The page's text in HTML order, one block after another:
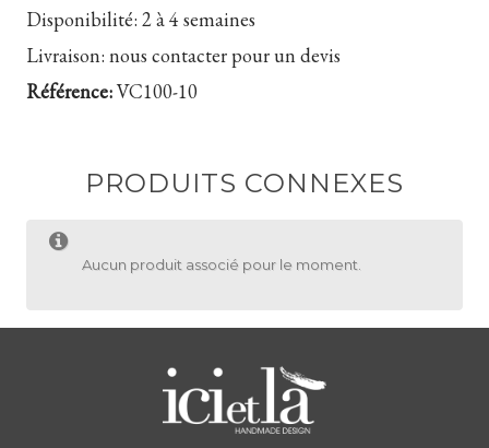
Disponibilité: 2 à 4 semaines
Livraison: nous contacter pour un devis
Référence:VC100-10
PRODUITS CONNEXES
Aucun produit associé pour le moment.